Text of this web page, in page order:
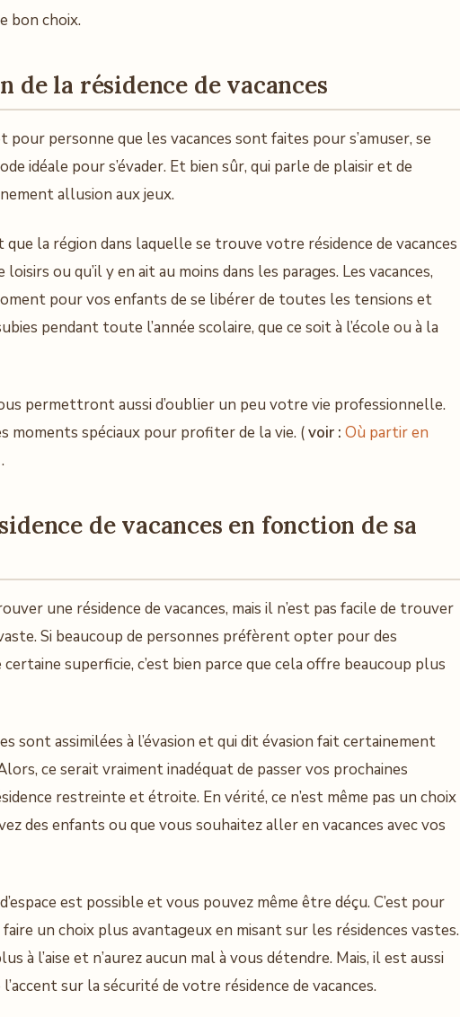
bon choix.
de la résidence de vacances
pour personne que les vacances sont faites pour s’amuser, se
idéale pour s’évader. Et bien sûr, qui parle de plaisir et de
allusion aux jeux.
la région dans laquelle se trouve votre résidence de vacances
ou qu’il y en ait au moins dans les parages. Les vacances,
pour vos enfants de se libérer de toutes les tensions et
pendant toute l’année scolaire, que ce soit à l’école ou à la
permettront aussi d’oublier un peu votre vie professionnelle.
moments spéciaux pour profiter de la vie. (voir : Où partir en
de vacances en fonction de sa
une résidence de vacances, mais il n’est pas facile de trouver
Si beaucoup de personnes préfèrent opter pour des
superficie, c’est bien parce que cela offre beaucoup plus
sont assimilées à l’évasion et qui dit évasion fait certainement
ce serait vraiment inadéquat de passer vos prochaines
restreinte et étroite. En vérité, ce n’est même pas un choix
des enfants ou que vous souhaitez aller en vacances avec vos
est possible et vous pouvez même être déçu. C’est pour
faire un choix plus avantageux en misant sur les résidences vastes.
à l’aise et n’aurez aucun mal à vous détendre. Mais, il est aussi
sur la sécurité de votre résidence de vacances.